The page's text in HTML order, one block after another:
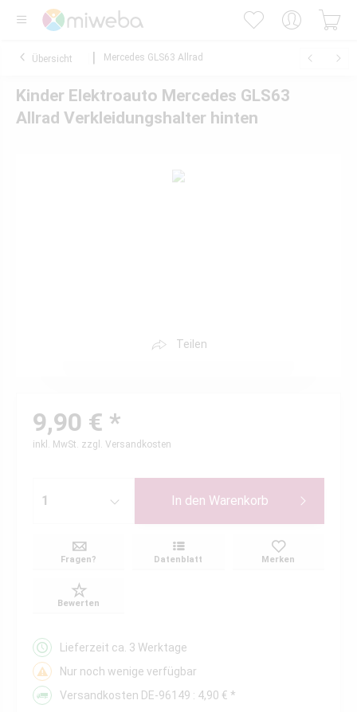
Übersicht Mercedes GLS63 Allrad
Kinder Elektroauto Mercedes GLS63
Allrad Verkleidungshalter hinten
Teilen
9,90 € *
inkl. MwSt. zzgl. Versandkosten
In den Warenkorb
Fragen? Datenblatt Merken
Bewerten
Lieferzeit ca. 3 Werktage
Nur noch wenige verfügbar
Versandkosten DE-96149 : 4,90 € *